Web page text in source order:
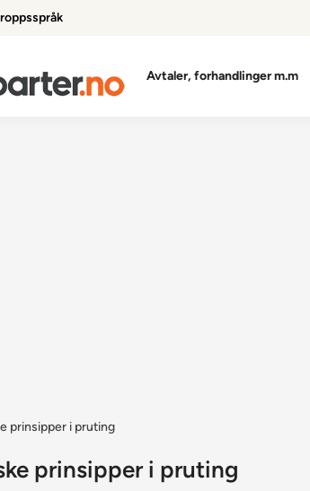
Avtaler, forhandlinger m.m
prinsipper i pruting
prinsipper i pruting